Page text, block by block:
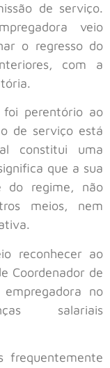
de serviço.
veio
o regresso do
com a
foi perentório ao
de serviço está
constitui uma
que a sua
do regime, não
meios, nem
reconhecer ao
Coordenador de
no
salariais
frequentemente